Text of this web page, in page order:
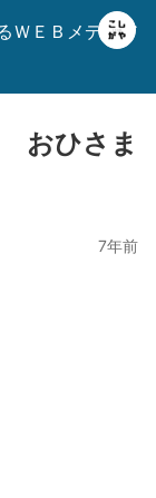
ＷＥＢメディア
おひさま
7年前